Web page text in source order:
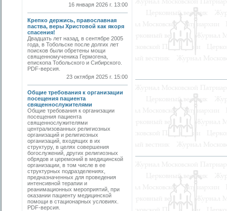
16 января 2026 г. 13:00
Крепко держись, православная
паства, веры Христовой как якоря
спасения!
Двадцать лет назад, в сентябре 2005
года, в Тобольске после долгих лет
поисков были обретены мощи
священномученика Гермогена,
епископа Тобольского и Сибирского.
PDF-версия.
23 октября 2025 г. 15:00
Общие требования к организации
посещения пациента
священнослужителями
Общие требования к организации
посещения пациента
священнослужителями
централизованных религиозных
организаций и религиозных
организаций, входящих в их
структуру, в целях совершения
богослужений, других религиозных
обрядов и церемоний в медицинской
организации, в том числе в ее
структурных подразделениях,
предназначенных для проведения
интенсивной терапии и
реанимационных мероприятий, при
оказании пациенту медицинской
помощи в стационарных условиях.
PDF-версия.